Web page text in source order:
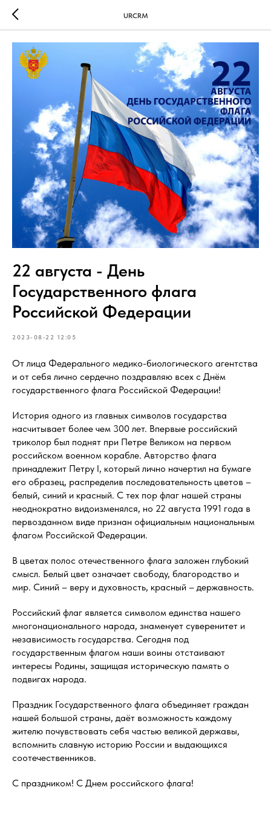
URCRM
22 августа - День
Государственного флага
Российской Федерации
2023-08-22 12:05
От лица Федерального медико-биологического агентства
и от себя лично сердечно поздравляю всех с Днём
государственного флага Российской Федерации!
История одного из главных символов государства
насчитывает более чем 300 лет. Впервые российский
триколор был поднят при Петре Великом на первом
российском военном корабле. Авторство флага
принадлежит Петру I, который лично начертил на бумаге
его образец, распределив последовательность цветов –
белый, синий и красный. С тех пор флаг нашей страны
неоднократно видоизменялся, но 22 августа 1991 года в
первозданном виде признан официальным национальным
флагом Российской Федерации.
В цветах полос отечественного флага заложен глубокий
смысл. Белый цвет означает свободу, благородство и
мир. Синий – веру и духовность, красный – державность.
Российский флаг является символом единства нашего
многонационального народа, знаменует суверенитет и
независимость государства. Сегодня под
государственным флагом наши воины отстаивают
интересы Родины, защищая историческую память о
подвигах народа.
Праздник Государственного флага объединяет граждан
нашей большой страны, даёт возможность каждому
жителю почувствовать себя частью великой державы,
вспомнить славную историю России и выдающихся
соотечественников.
С праздником! С Днем российского флага!